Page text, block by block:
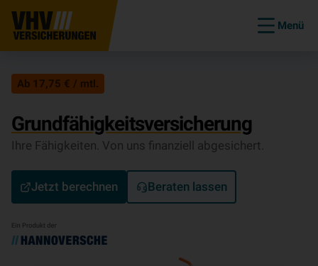
Menü
Ab 17,75 € / mtl.
Grundfähigkeitsversicherung
Ihre Fähigkeiten. Von uns finanziell abgesichert.
Jetzt berechnen Beraten lassen